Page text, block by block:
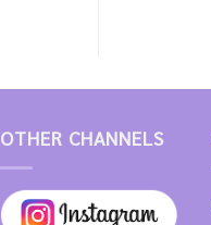
OTHER CHANNELS